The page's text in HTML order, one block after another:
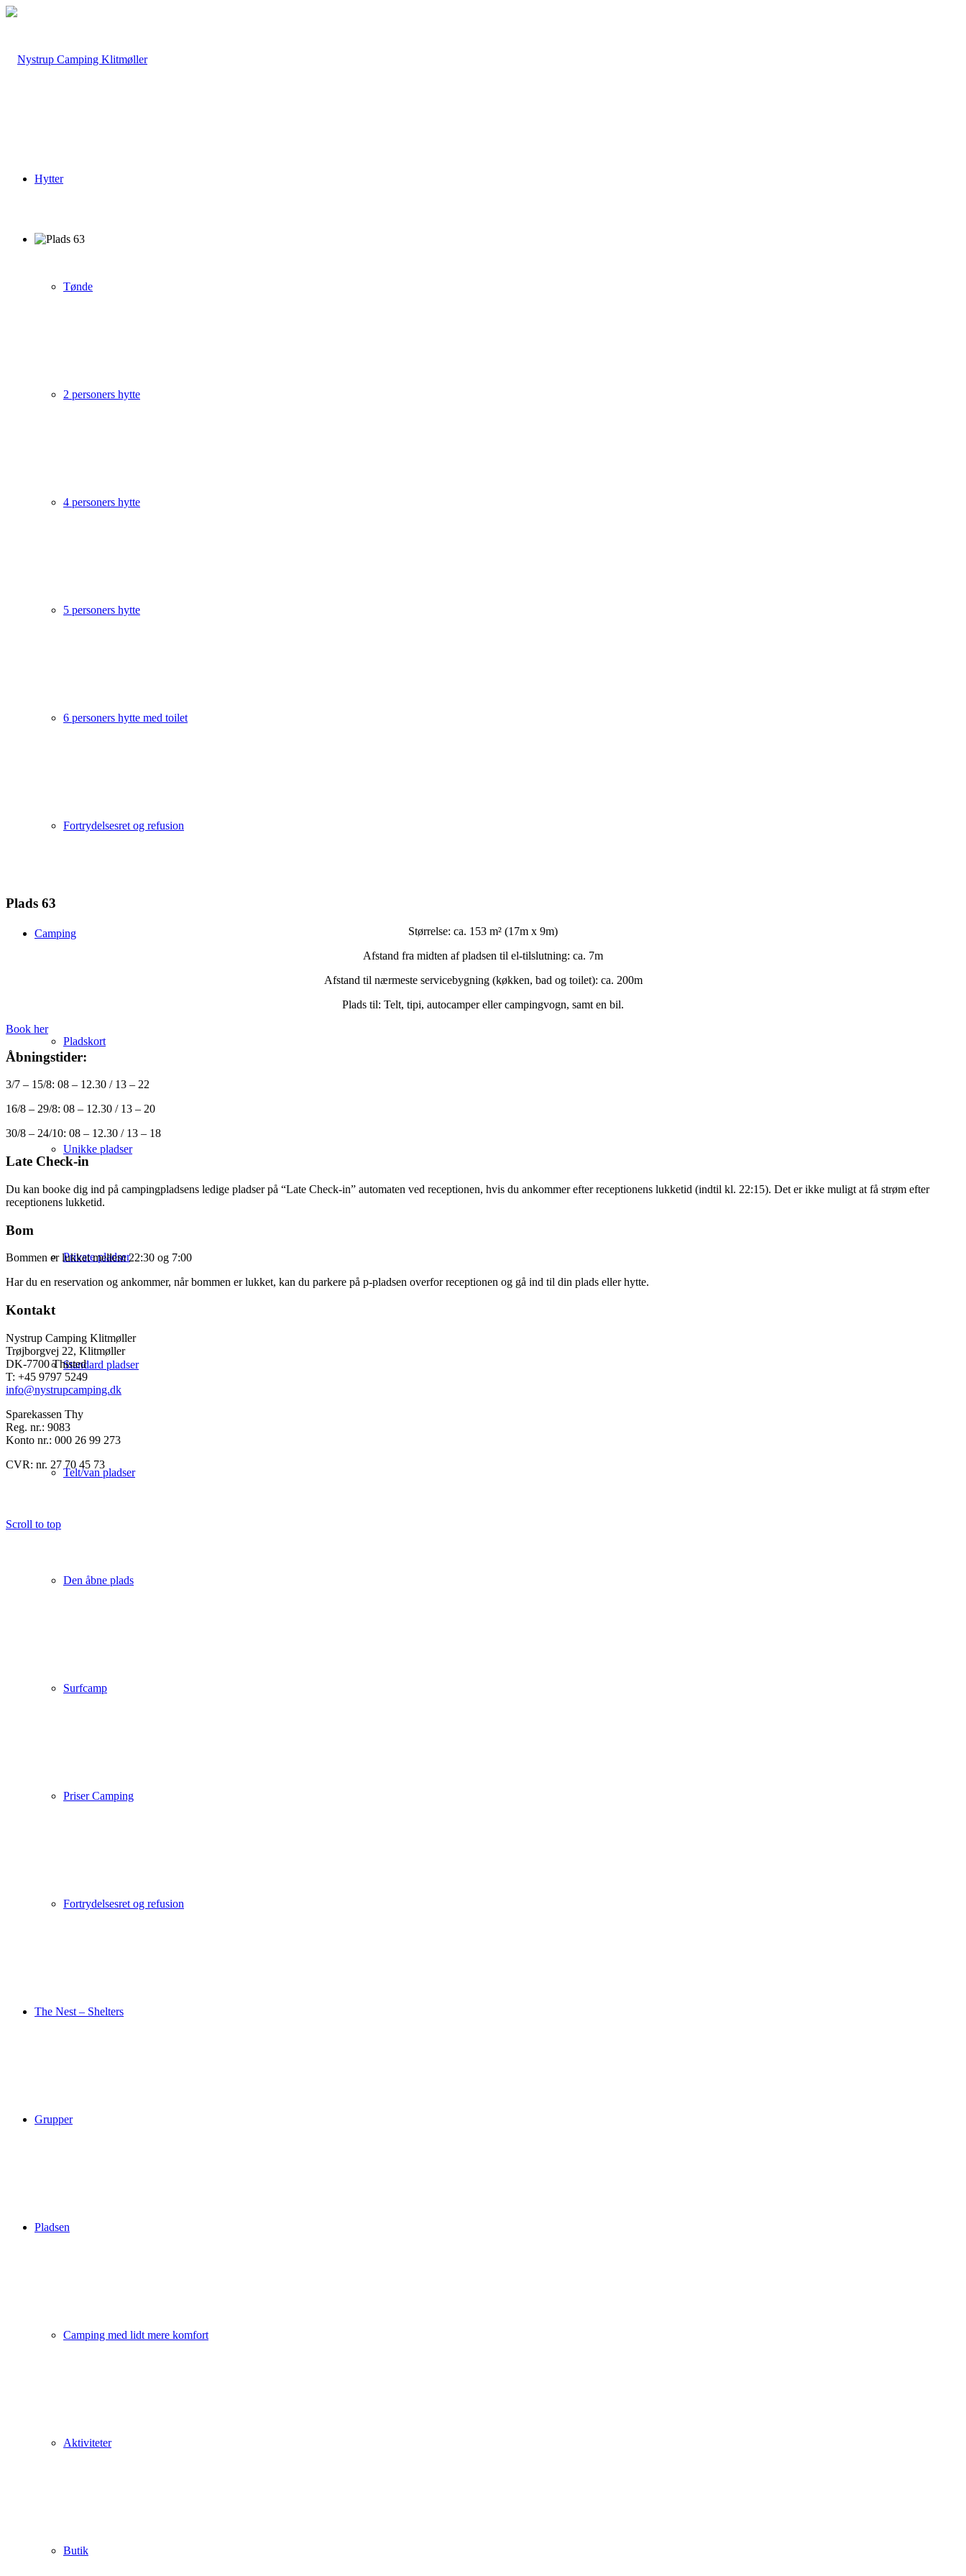
Hytter
Tønde
2 personers hytte
4 personers hytte
5 personers hytte
6 personers hytte med toilet
Fortrydelsesret og refusion
Camping
Pladskort
Unikke pladser
Private pladser
Standard pladser
Telt/van pladser
Den åbne plads
Surfcamp
Priser Camping
Fortrydelsesret og refusion
The Nest – Shelters
Grupper
Pladsen
Camping med lidt mere komfort
Aktiviteter
Butik
Plads 63
Størrelse: ca. 153 m² (17m x 9m)
Afstand fra midten af pladsen til el-tilslutning: ca. 7m
Afstand til nærmeste servicebygning (køkken, bad og toilet): ca. 200m
Plads til: Telt, tipi, autocamper eller campingvogn, samt en bil.
Book her
Åbningstider:
3/7 – 15/8: 08 – 12.30 / 13 – 22
16/8 – 29/8: 08 – 12.30 / 13 – 20
30/8 – 24/10: 08 – 12.30 / 13 – 18
Late Check-in
Du kan booke dig ind på campingpladsens ledige pladser på “Late Check-in” automaten ved receptionen, hvis du ankommer efter receptionens lukketid (indtil kl. 22:15). Det er ikke muligt at få strøm efter
receptionens lukketid.
Bom
Bommen er lukket mellem 22:30 og 7:00
Har du en reservation og ankommer, når bommen er lukket, kan du parkere på p-pladsen overfor receptionen og gå ind til din plads eller hytte.
Kontakt
Nystrup Camping Klitmøller
Trøjborgvej 22, Klitmøller
DK-7700 Thisted
T: +45 9797 5249
info@nystrupcamping.dk
Sparekassen Thy
Reg. nr.: 9083
Konto nr.: 000 26 99 273
CVR: nr. 27 70 45 73
Scroll to top